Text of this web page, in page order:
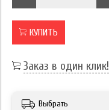
КУПИТЬ
Заказ в один клик!
Выбрать